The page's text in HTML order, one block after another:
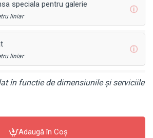
speciala pentru galerie
liniar
ⓘ
liniar
ⓘ
în functie de dimensiunile și serviciile
Adaugă în Coş